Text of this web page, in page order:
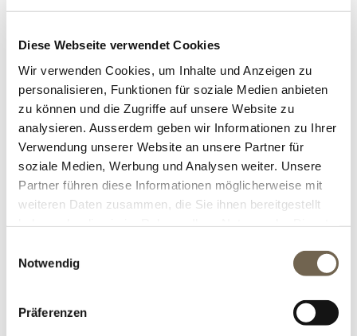
Diese Webseite verwendet Cookies
Wir verwenden Cookies, um Inhalte und Anzeigen zu
personalisieren, Funktionen für soziale Medien anbieten
zu können und die Zugriffe auf unsere Website zu
analysieren. Ausserdem geben wir Informationen zu Ihrer
Verwendung unserer Website an unsere Partner für
soziale Medien, Werbung und Analysen weiter. Unsere
Partner führen diese Informationen möglicherweise mit
weiteren Daten zusammen, die Sie ihnen bereitgestellt
Notwendig
Präferenzen
Die handgefertigte Drahtwand eignet sich gut als
als Einzelstück im Garten platziert.
ZUM PRODUKT